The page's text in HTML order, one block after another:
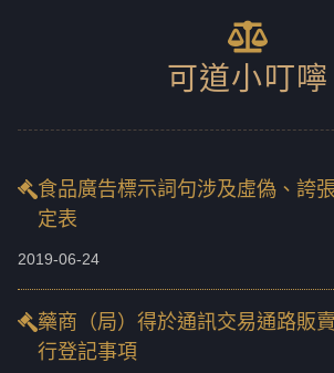
可道小叮嚀
食品廣告標示詞句涉及虛偽、誇
定表
2019-06-24
藥商（局）得於通訊交易通路販
行登記事項